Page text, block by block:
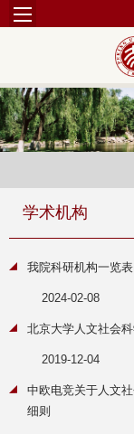
学术机构
我院科研机构一览表
2024-02-08
北京大学人文社会
2019-12-04
中欧电竞关于人文
细则